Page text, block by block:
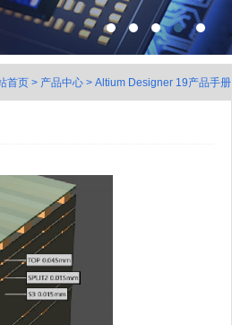
首页 > 产品中心 > Altium Designer 19产品手册